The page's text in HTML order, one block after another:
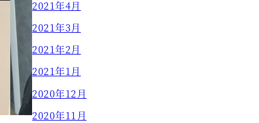
2021年4月
2021年3月
2021年2月
2021年1月
2020年12月
2020年11月